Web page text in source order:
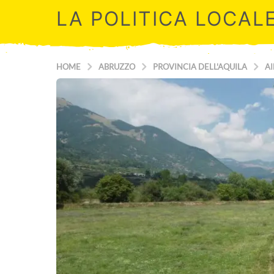
LA POLITICA
HOME ABRUZZO PROVINCIA DELL'AQUILA